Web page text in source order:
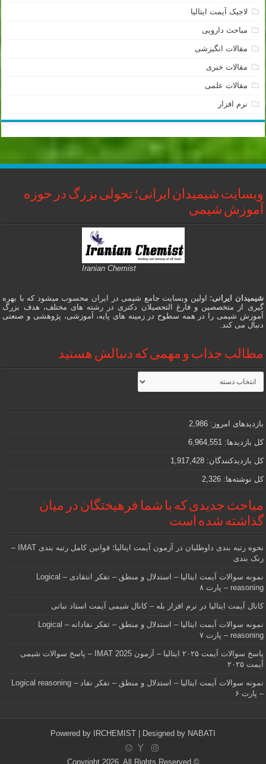
لاجیک آیمت ایتالیا
مباحث دارویی
مقالات انگیزشی
مقالات خبری
مقالات علمی
نرم افزار
وبسایت شیمیدان ایرانی؛ تحولی بزرگ در حوزه
آموزش شیمی
Iranian Chemist
شیمیدان ایرانی؛ اولین وبسایت جامع شیمی در ایران محسوب میشود که با بهره
گیری از متخصصین و فارغ التحصیلان دکتری در رشته های مختلف، هدف بزرگ
آموزش شیمی را در همه سطوح در زمینه های پایه، آموزشی، پژوهشی و صنعتی
دنبال می کند.
مطالب جذاب و مهمی که دنبالش هستید
مطالب
جذاب
و
که
دنبالش
هستید
بازدیدهای امروز:2,986
کل بازدیدها:6,964,551
کل بازدیدکنند‌گان:1,917,428
کل نوشته‌ها:2,326
مباحث جدیدی که با شما فرهیختگان در میان
گذاشته شده است
نحوه رتبه بندی داوطلبان در آزمون آیمت ایتالیا؛ قوانین کامل رتبه بندی IMAT –
رنک بندی
نمونه سوالات آیمت ایتالیا – استدلال و منطق – تفکر انتقادی – Logical
reasoning – پارت ۸
کانال آیمت ایتالیا در نرم افزار بله – کانال شیمی آیمت استاد نباتی
نمونه سوالات آیمت ایتالیا – استدلال و منطق – تفکر نقادانه – Logical
reasoning – پارت ۷
پاسخ سوالات آیمت ۲۰۲۵ ایتالیا – آزمون IMAT 2025 – پاسخ سوالات شیمی
آیمت ۲۰۲۵
نمونه سوالات آیمت ایتالیا – استدلال و منطق – تفکر نقاد – Logical reasoning
– پارت ۶
Powered by IRCHEMIST | Designed by NABATI
© Copyright 2026, All Rights Reserved